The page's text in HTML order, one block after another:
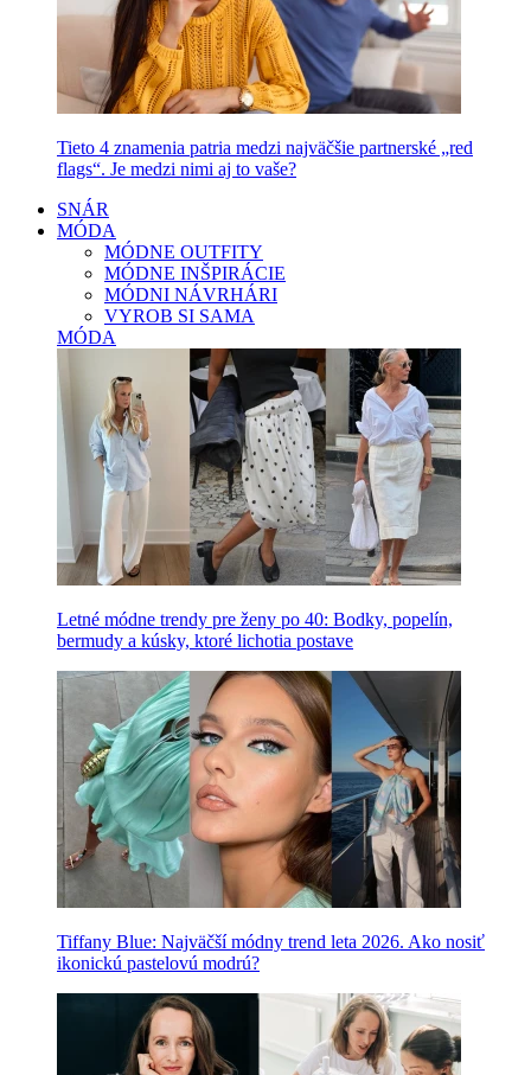
Tieto 4 znamenia patria medzi najväčšie partnerské „red
flags“. Je medzi nimi aj to vaše?
SNÁR
MÓDA
MÓDNE OUTFITY
MÓDNE INŠPIRÁCIE
MÓDNI NÁVRHÁRI
VYROB SI SAMA
MÓDA
Letné módne trendy pre ženy po 40: Bodky, popelín,
bermudy a kúsky, ktoré lichotia postave
Tiffany Blue: Najväčší módny trend leta 2026. Ako nosiť
ikonickú pastelovú modrú?